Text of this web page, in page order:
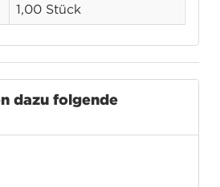
1,00 Stück
dazu folgende